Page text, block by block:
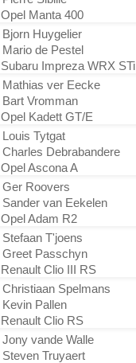
Opel Manta 400
Bjorn Huygelier
Mario de Pestel
Subaru Impreza WRX STi
Mathias ver Eecke
Bart Vromman
Opel Kadett GT/E
Louis Tytgat
Charles Debrabandere
Opel Ascona A
Ger Roovers
Sander van Eekelen
Opel Adam R2
Stefaan T'joens
Greet Passchyn
Renault Clio III RS
Christiaan Spelmans
Kevin Pallen
Renault Clio RS
Jony vande Walle
Steven Truyaert